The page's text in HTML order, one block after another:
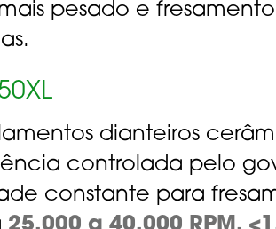
pesado e
dianteiros
controlada pelo
constante para